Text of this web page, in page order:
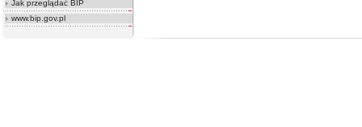
Jak przeglądać BIP
www.bip.gov.pl